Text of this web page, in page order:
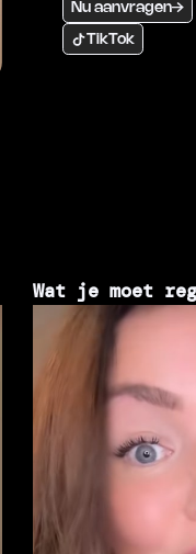
Nu aanvragen
TikTok
Wat je moet